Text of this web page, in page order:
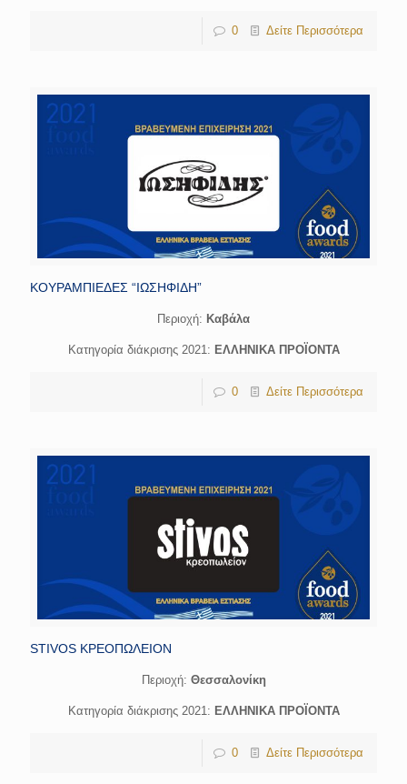
0 Δείτε Περισσότερα
ΚΟΥΡΑΜΠΙΕΔΕΣ “ΙΩΣΗΦΙΔΗ”
Περιοχή: Καβάλα
Κατηγορία διάκρισης 2021: ΕΛΛΗΝΙΚΑ ΠΡΟΪΟΝΤΑ
0 Δείτε Περισσότερα
STIVOS ΚΡΕΟΠΩΛΕΙΟΝ
Περιοχή: Θεσσαλονίκη
Κατηγορία διάκρισης 2021: ΕΛΛΗΝΙΚΑ ΠΡΟΪΟΝΤΑ
0 Δείτε Περισσότερα